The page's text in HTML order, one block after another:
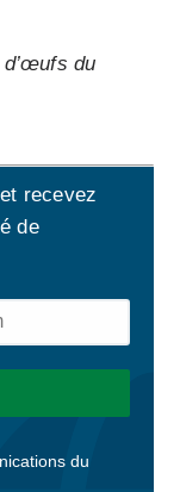
du
recevez
de
du